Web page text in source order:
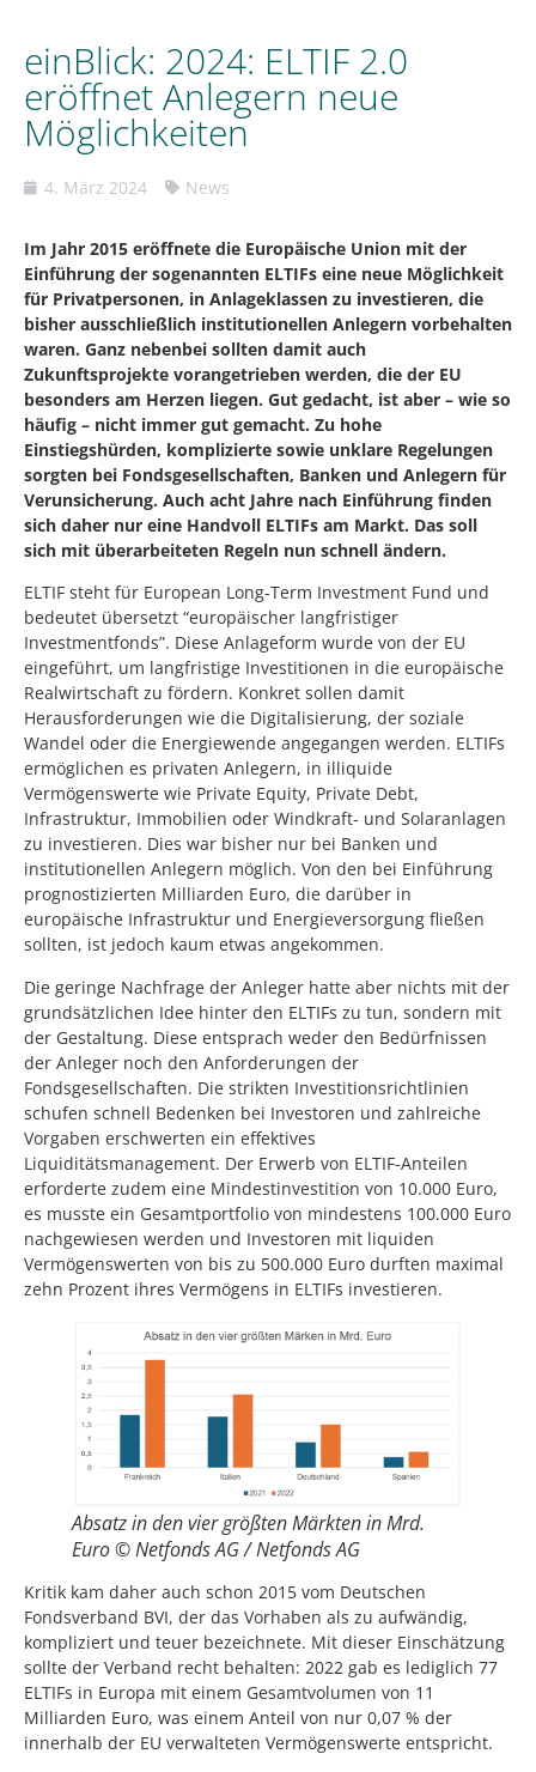
einBlick: 2024: ELTIF 2.0
eröffnet Anlegern neue
Möglichkeiten
4. März 2024 News
Im Jahr 2015 eröffnete die Europäische Union mit der
Einführung der sogenannten ELTIFs eine neue Möglichkeit
für Privatpersonen, in Anlageklassen zu investieren, die
bisher ausschließlich institutionellen Anlegern vorbehalten
waren. Ganz nebenbei sollten damit auch
Zukunftsprojekte vorangetrieben werden, die der EU
besonders am Herzen liegen. Gut gedacht, ist aber – wie so
häufig – nicht immer gut gemacht. Zu hohe
Einstiegshürden, komplizierte sowie unklare Regelungen
sorgten bei Fondsgesellschaften, Banken und Anlegern für
Verunsicherung. Auch acht Jahre nach Einführung finden
sich daher nur eine Handvoll ELTIFs am Markt. Das soll
sich mit überarbeiteten Regeln nun schnell ändern.
ELTIF steht für European Long-Term Investment Fund und
bedeutet übersetzt “europäischer langfristiger
Investmentfonds”. Diese Anlageform wurde von der EU
eingeführt, um langfristige Investitionen in die europäische
Realwirtschaft zu fördern. Konkret sollen damit
Herausforderungen wie die Digitalisierung, der soziale
Wandel oder die Energiewende angegangen werden. ELTIFs
ermöglichen es privaten Anlegern, in illiquide
Vermögenswerte wie Private Equity, Private Debt,
Infrastruktur, Immobilien oder Windkraft- und Solaranlagen
zu investieren. Dies war bisher nur bei Banken und
institutionellen Anlegern möglich. Von den bei Einführung
prognostizierten Milliarden Euro, die darüber in
europäische Infrastruktur und Energieversorgung fließen
sollten, ist jedoch kaum etwas angekommen.
Die geringe Nachfrage der Anleger hatte aber nichts mit der
grundsätzlichen Idee hinter den ELTIFs zu tun, sondern mit
der Gestaltung. Diese entsprach weder den Bedürfnissen
der Anleger noch den Anforderungen der
Fondsgesellschaften. Die strikten Investitionsrichtlinien
schufen schnell Bedenken bei Investoren und zahlreiche
Vorgaben erschwerten ein effektives
Liquiditätsmanagement. Der Erwerb von ELTIF-Anteilen
erforderte zudem eine Mindestinvestition von 10.000 Euro,
es musste ein Gesamtportfolio von mindestens 100.000 Euro
nachgewiesen werden und Investoren mit liquiden
Vermögenswerten von bis zu 500.000 Euro durften maximal
zehn Prozent ihres Vermögens in ELTIFs investieren.
Absatz in den vier größten Märkten in Mrd.
Euro © Netfonds AG / Netfonds AG
Kritik kam daher auch schon 2015 vom Deutschen
Fondsverband BVI, der das Vorhaben als zu aufwändig,
kompliziert und teuer bezeichnete. Mit dieser Einschätzung
sollte der Verband recht behalten: 2022 gab es lediglich 77
ELTIFs in Europa mit einem Gesamtvolumen von 11
Milliarden Euro, was einem Anteil von nur 0,07 % der
innerhalb der EU verwalteten Vermögenswerte entspricht.